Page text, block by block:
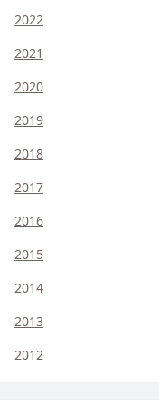
2022
2021
2020
2019
2018
2017
2016
2015
2014
2013
2012